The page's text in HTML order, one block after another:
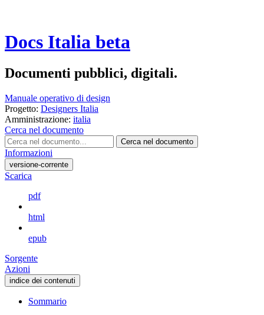
Docs Italia beta
Documenti pubblici, digitali.
Manuale operativo di design
Progetto: Designers Italia
Amministrazione: italia
Cerca nel documento
Cerca nel documento
Informazioni
versione-corrente
Scarica
pdf
html
epub
Sorgente
Azioni
indice dei contenuti
Sommario